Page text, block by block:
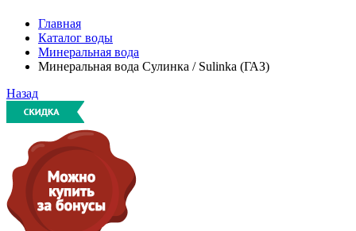
Главная
Каталог воды
Минеральная вода
Минеральная вода Сулинка / Sulinka (ГАЗ)
Назад